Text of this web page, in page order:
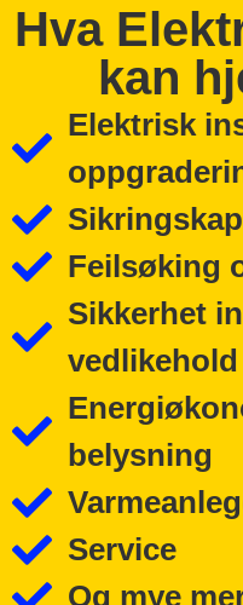
Hva
kan
Elektrisk
Sikringskap
Feilsøking
Sikkerhet
vedlikehold
belysning
Service
Og mye